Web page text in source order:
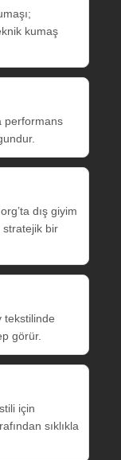
kumaş
performans
dış giyim
bir
tekstilinde
görür.
için
sıklıkla